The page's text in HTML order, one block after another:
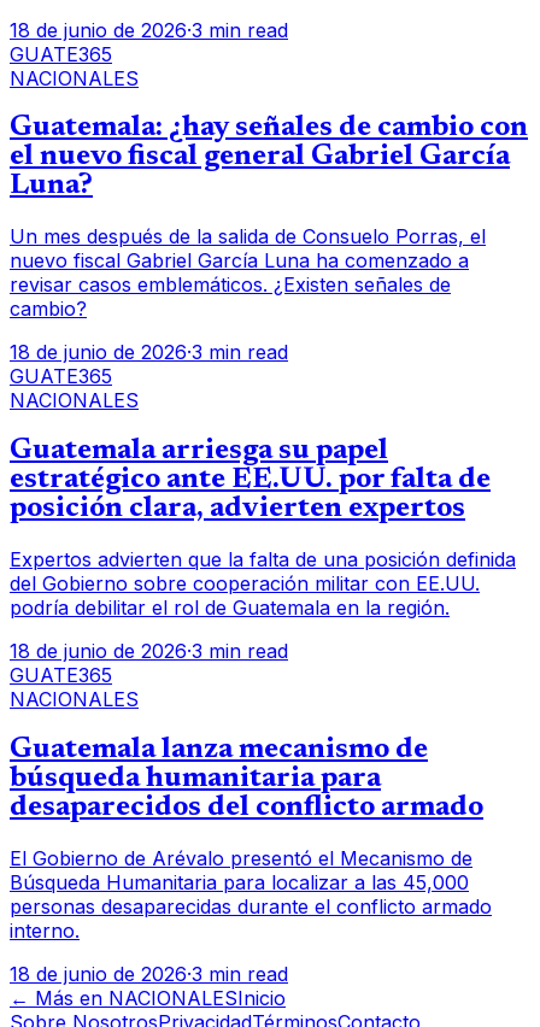
18 de junio de 2026·3 min read
GUATE365
NACIONALES
Guatemala: ¿hay señales de cambio con
el nuevo fiscal general Gabriel García
Luna?
Un mes después de la salida de Consuelo Porras, el
nuevo fiscal Gabriel García Luna ha comenzado a
revisar casos emblemáticos. ¿Existen señales de
cambio?
18 de junio de 2026·3 min read
GUATE365
NACIONALES
Guatemala arriesga su papel
estratégico ante EE.UU. por falta de
posición clara, advierten expertos
Expertos advierten que la falta de una posición definida
del Gobierno sobre cooperación militar con EE.UU.
podría debilitar el rol de Guatemala en la región.
18 de junio de 2026·3 min read
GUATE365
NACIONALES
Guatemala lanza mecanismo de
búsqueda humanitaria para
desaparecidos del conflicto armado
El Gobierno de Arévalo presentó el Mecanismo de
Búsqueda Humanitaria para localizar a las 45,000
personas desaparecidas durante el conflicto armado
interno.
18 de junio de 2026·3 min read
← Más en NACIONALESInicio
Sobre NosotrosPrivacidadTérminosContacto